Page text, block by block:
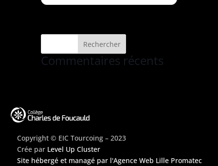
Commentaires récents
Copyright © EIC Tourcoing – 2023
Crée par Level Up Cluster
Site hébergé et managé par l'Agence Web Lille Promatec